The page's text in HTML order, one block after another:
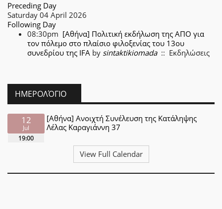
Preceding Day
Saturday 04 April 2026
Following Day
08:30pm [Αθήνα] Πολιτική εκδήλωση της ΑΠΟ για
τον πόλεμο στο πλαίσιο φιλοξενίας του 13ου
συνεδρίου της IFA by sintaktikiomada:: Εκδηλώσεις
ΗΜΕΡΟΛΌΓΙΟ
12
Jul
19:00
[Αθήνα] Ανοιχτή Συνέλευση της Κατάληψης
Λέλας Καραγιάννη 37
View Full Calendar